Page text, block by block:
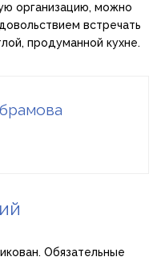
организацию, можно
встречать
продуманной кухне.
Обязательные